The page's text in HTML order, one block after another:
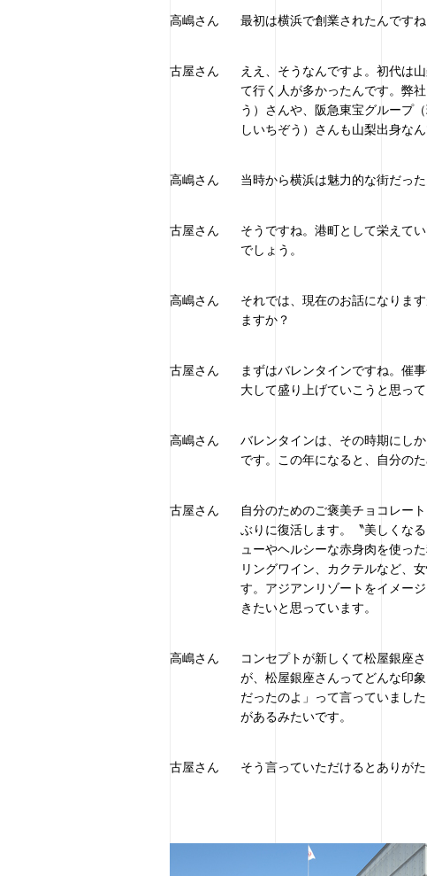
高嶋さん 最初は横浜で創業されたんですね
古屋さん
ええ、そうなんですよ。初代は
て行く人が多かったんです。弊
う）さんや、阪急東宝グループ
しいちぞう）さんも山梨出身なん
高嶋さん 当時から横浜は魅力的な街だった
古屋さん
そうですね。港町として栄えて
でしょう。
高嶋さん
それでは、現在のお話になりま
ますか？
古屋さん
まずはバレンタインですね。催
大して盛り上げていこうと思って
高嶋さん
バレンタインは、その時期にし
です。この年になると、自分の
古屋さん
自分のためのご褒美チョコレー
ぶりに復活します。〝美しくな
ューやヘルシーな赤身肉を使っ
リングワイン、カクテルなど、
す。アジアンリゾートをイメー
きたいと思っています。
高嶋さん
コンセプトが新しくて松屋銀座
が、松屋銀座さんってどんな印
だったのよ」って言っていまし
があるみたいです。
古屋さん そう言っていただけるとありがた